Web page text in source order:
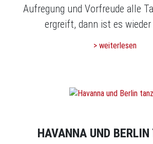
Aufregung und Vorfreude alle
ergreift, dann ist es
> weiterlesen
HAVANNA UND